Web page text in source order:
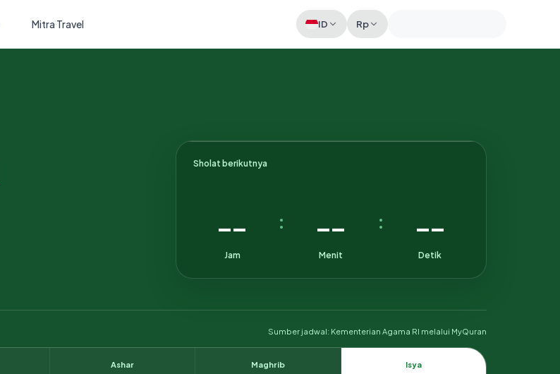
Mitra Travel ID Rp
Memeriksa sesi akun
Sholat berikutnya
--
Jam
: --
Menit
: --
Detik
Sumber jadwal: Kementerian Agama RI melalui MyQuran
Ashar Maghrib Isya